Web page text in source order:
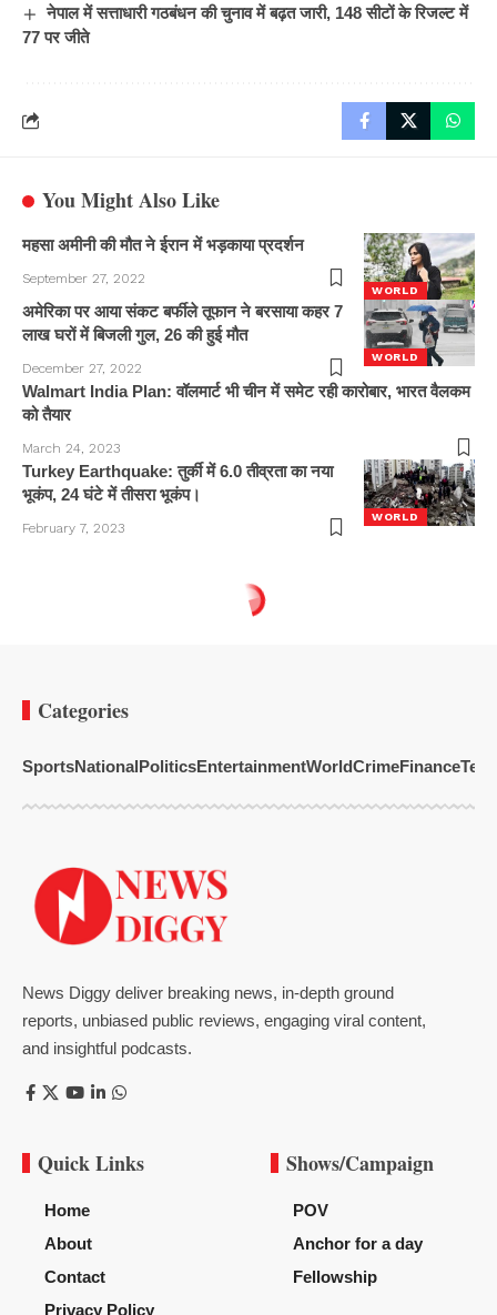
नेपाल में सत्ताधारी गठबंधन की चुनाव में बढ़त जारी, 148 सीटों के रिजल्ट में
77 पर जीते
You Might Also Like
WORLD
महसा अमीनी की मौत ने ईरान में भड़काया प्रदर्शन
September 27, 2022
WORLD
अमेरिका पर आया संकट बर्फीले तूफान ने बरसाया कहर 7
लाख घरों में बिजली गुल, 26 की हुई मौत
December 27, 2022
Walmart India Plan: वॉलमार्ट भी चीन में समेट रही कारोबार, भारत वैलकम
को तैयार
March 24, 2023
WORLD
Turkey Earthquake: तुर्की में 6.0 तीव्रता का नया
भूकंप, 24 घंटे में तीसरा भूकंप।
February 7, 2023
Categories
SportsNationalPoliticsEntertainmentWorldCrimeFinance
News Diggy deliver breaking news, in-depth ground
reports, unbiased public reviews, engaging viral content,
and insightful podcasts.
Quick Links
Home
About
Contact
Privacy Policy
Shows/Campaign
POV
Anchor for a day
Fellowship